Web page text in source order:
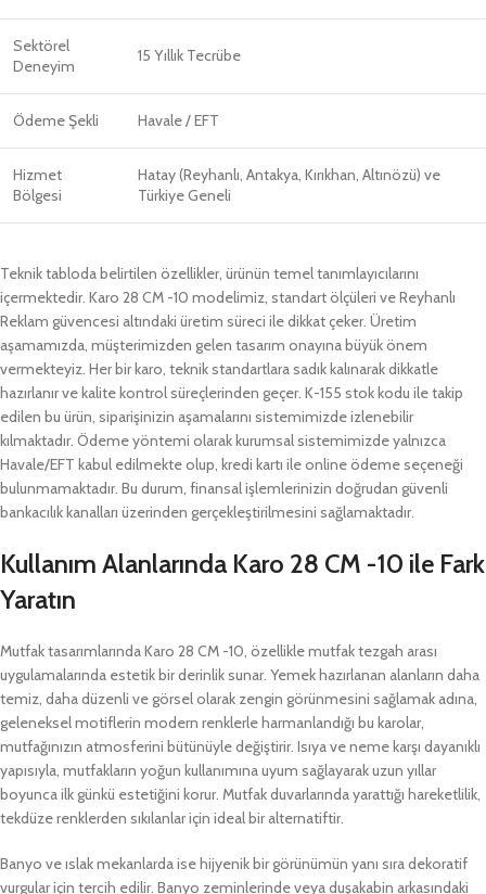
Sektörel
Deneyim
15 Yıllık Tecrübe
Ödeme Şekli Havale / EFT
Hizmet
Bölgesi
Hatay (Reyhanlı, Antakya, Kırıkhan, Altınözü) ve
Türkiye Geneli
Teknik tabloda belirtilen özellikler, ürünün temel tanımlayıcılarını
içermektedir. Karo 28 CM -10 modelimiz, standart ölçüleri ve Reyhanlı
Reklam güvencesi altındaki üretim süreci ile dikkat çeker. Üretim
aşamamızda, müşterimizden gelen tasarım onayına büyük önem
vermekteyiz. Her bir karo, teknik standartlara sadık kalınarak dikkatle
hazırlanır ve kalite kontrol süreçlerinden geçer. K-155 stok kodu ile takip
edilen bu ürün, siparişinizin aşamalarını sistemimizde izlenebilir
kılmaktadır. Ödeme yöntemi olarak kurumsal sistemimizde yalnızca
Havale/EFT kabul edilmekte olup, kredi kartı ile online ödeme seçeneği
bulunmamaktadır. Bu durum, finansal işlemlerinizin doğrudan güvenli
bankacılık kanalları üzerinden gerçekleştirilmesini sağlamaktadır.
Kullanım Alanlarında Karo 28 CM -10 ile Fark
Yaratın
Mutfak tasarımlarında Karo 28 CM -10, özellikle mutfak tezgah arası
uygulamalarında estetik bir derinlik sunar. Yemek hazırlanan alanların daha
temiz, daha düzenli ve görsel olarak zengin görünmesini sağlamak adına,
geleneksel motiflerin modern renklerle harmanlandığı bu karolar,
mutfağınızın atmosferini bütünüyle değiştirir. Isıya ve neme karşı dayanıklı
yapısıyla, mutfakların yoğun kullanımına uyum sağlayarak uzun yıllar
boyunca ilk günkü estetiğini korur. Mutfak duvarlarında yarattığı hareketlilik,
tekdüze renklerden sıkılanlar için ideal bir alternatiftir.
Banyo ve ıslak mekanlarda ise hijyenik bir görünümün yanı sıra dekoratif
vurgular için tercih edilir. Banyo zeminlerinde veya duşakabin arkasındaki